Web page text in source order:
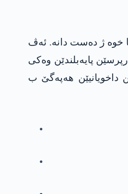
د ناڤ رەفێن ھەپەگێ دە ژیانا خوە ژ دەست دانە. ئەڤ
پایەبلندێن وەکی
داخویانیێن ھەپەگێ ب